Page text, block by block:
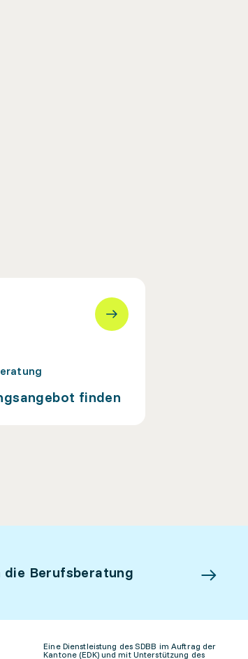
finden
die Berufsberatung
Eine Dienstleistung des SDBB im Auftrag der
Kantone (EDK) und mit Unterstützung des